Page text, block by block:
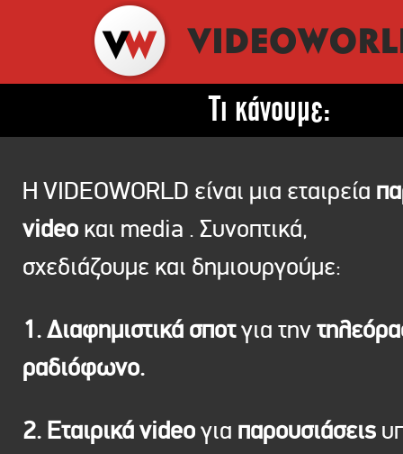
Τι κάνουμε:
Η VIDEOWORLD είναι μια εταιρεία
video και media . Συνοπτικά,
σχεδιάζουμε και δημιουργούμε:
1. Διαφημιστικά σποτγια την
ραδιόφωνο.
2. Εταιρικά videoγια παρουσιάσεις